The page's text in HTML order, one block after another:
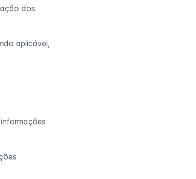
dos
aplicável,